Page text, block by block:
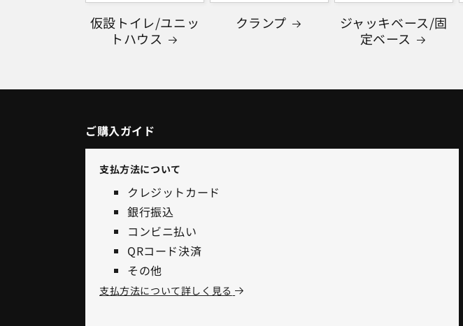
仮設トイレ/ユニッ
トハウス
クランプ
ジャッキベース/固
定ベース
ご購入ガイド
支払方法について
クレジットカード
銀行振込
コンビニ払い
QRコード決済
その他
支払方法について詳しく見る